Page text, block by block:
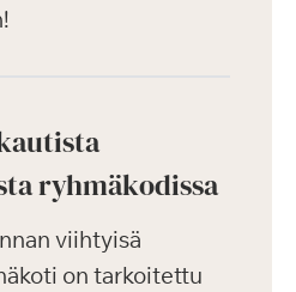
ryhmäkodissa
viihtyisä
on tarkoitettu